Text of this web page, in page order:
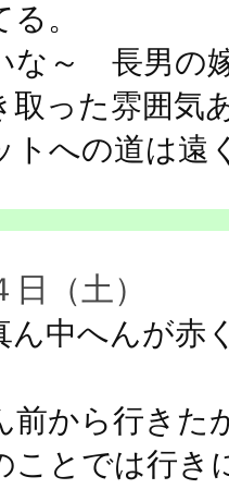
。
な～ 長男の
取った雰囲気
トへの道は遠
日（土）
ん中へんが赤
前から行きた
ことでは行き